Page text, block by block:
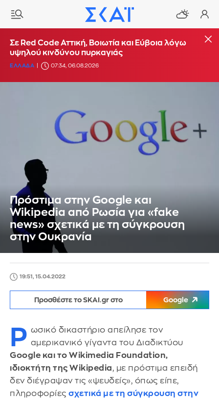
Σε Red Code Αττική, Βοιωτία και Εύβοια λόγω
υψηλού κινδύνου πυρκαγιάς
ΕΛΛΑΔΑ 07:34, 06.08.2026
Πρόστιμα στην Google και
Wikipedia από Ρωσία για «fake
news» σχετικά με τη σύγκρουση
στην Ουκρανία
19:51, 15.04.2022
Προσθέστε το SKAI.gr στο Google
Ρ ωσικό δικαστήριο απείλησε τον
αμερικανικό γίγαντα του Διαδικτύου
Google και το Wikimedia Foundation,
ιδιοκτήτη της Wikipedia, με πρόστιμα επειδή
δεν διέγραψαν τις «ψευδείς», όπως είπε,
πληροφορίες σχετικά με τη σύγκρουση στην